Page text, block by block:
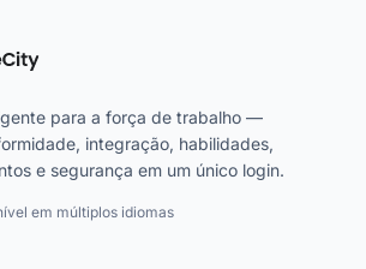
para a força de trabalho —
integração, habilidades,
e segurança em um único login.
em múltiplos idiomas